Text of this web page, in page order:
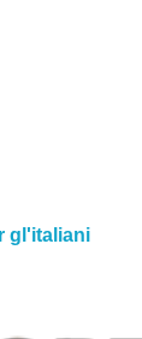
gl'italiani